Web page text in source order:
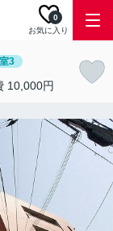
お気に入り
0
3
10,000円